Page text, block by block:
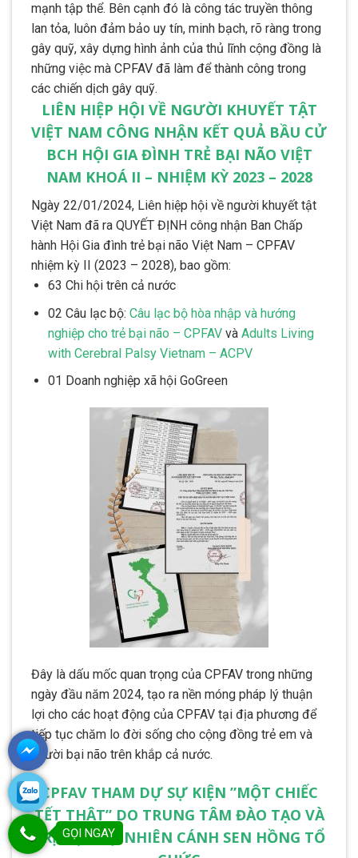
mạnh tập thể. Bên cạnh đó là công tác truyền thông
lan tỏa, luôn đảm bảo uy tín, minh bạch, rõ ràng trong
gây quỹ, xây dựng hình ảnh của thủ lĩnh cộng đồng là
những việc mà CPFAV đã làm để thành công trong
các chiến dịch gây quỹ.
LIÊN HIỆP HỘI VỀ NGƯỜI KHUYẾT TẬT
VIỆT NAM CÔNG NHẬN KẾT QUẢ BẦU CỬ
BCH HỘI GIA ĐÌNH TRẺ BẠI NÃO VIỆT
NAM KHOÁ II – NHIỆM KỲ 2023 – 2028
Ngày 22/01/2024, Liên hiệp hội về người khuyết tật
Việt Nam đã ra QUYẾT ĐỊNH công nhận Ban Chấp
hành Hội Gia đình trẻ bại não Việt Nam – CPFAV
nhiệm kỳ II (2023 – 2028), bao gồm:
63 Chi hội trên cả nước
02 Câu lạc bộ: Câu lạc bộ hòa nhập và hướng
nghiệp cho trẻ bại não – CPFAVvà Adults Living
with Cerebral Palsy Vietnam – ACPV
01 Doanh nghiệp xã hội GoGreen
Đây là dấu mốc quan trọng của CPFAV trong những
ngày đầu năm 2024, tạo ra nền móng pháp lý thuận
lợi cho các hoạt động của CPFAV tại địa phương để
tiếp tục chăm lo đời sống cho cộng đồng trẻ em và
người bại não trên khắp cả nước.
CPFAV THAM DỰ SỰ KIỆN ”MỘT CHIẾC
TẾT THẬT” DO TRUNG TÂM ĐÀO TẠO VÀ
TRỊ LIỆU TỰ NHIÊN CÁNH SEN HỒNG TỔ
GỌI NGAY